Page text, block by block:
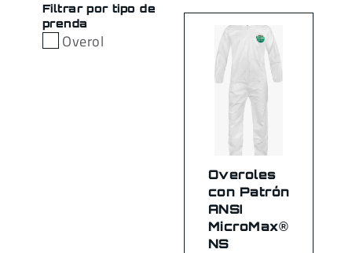
Filtrar por tipo de
prenda
Overol
Overoles
con Patrón
ANSI
MicroMax®
NS